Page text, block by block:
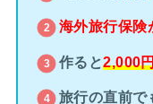
海外旅行保険
作ると2,000
旅行の直前で